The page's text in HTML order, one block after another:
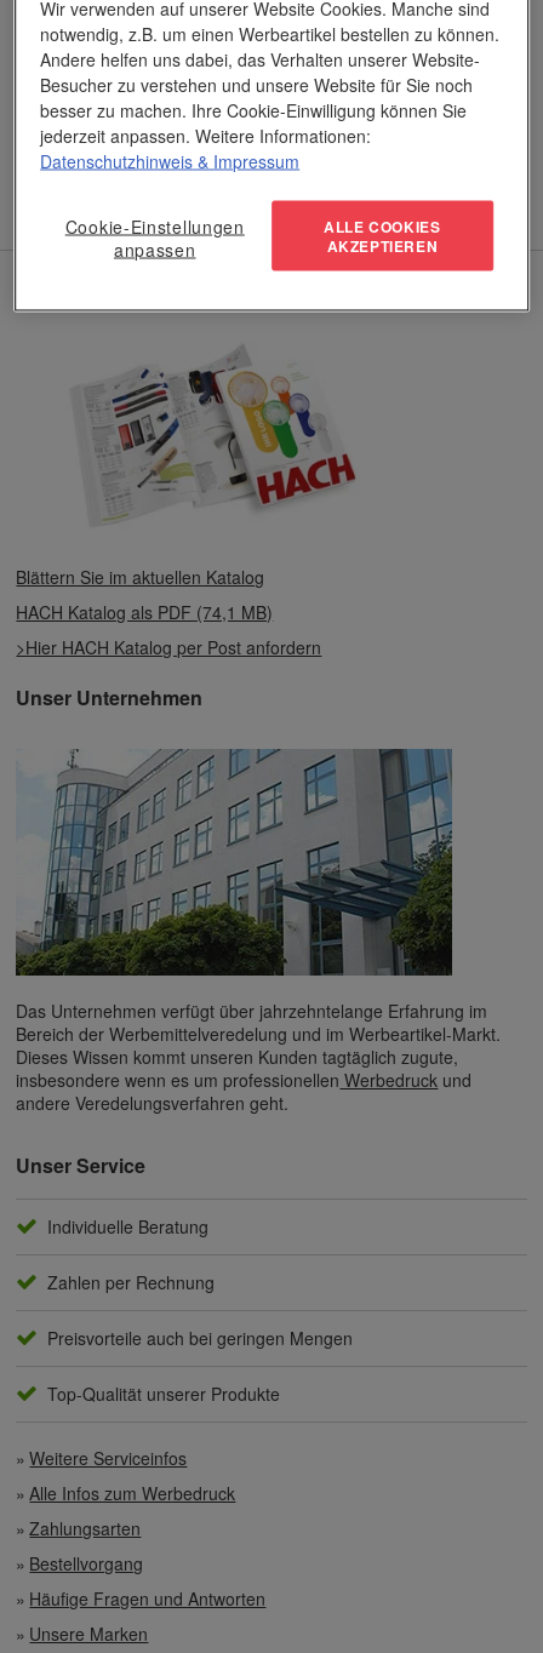
Verwandte Posts
Weihnachtsbräuche: Geschenkideen und kleine
Gaben zur Weihnachtszeit!
Blättern Sie im aktuellen Katalog
HACH Katalog als PDF (74,1 MB)
>Hier HACH Katalog per Post anfordern
Unser Unternehmen
Das Unternehmen verfügt über jahrzehntelange Erfahrung im
Bereich der Werbemittelveredelung und im Werbeartikel-Markt.
Dieses Wissen kommt unseren Kunden tagtäglich zugute,
insbesondere wenn es um professionellen Werbedruck und
andere Veredelungsverfahren geht.
Unser Service
Individuelle Beratung
Zahlen per Rechnung
Preisvorteile auch bei geringen Mengen
Top-Qualität unserer Produkte
Weitere Serviceinfos
Alle Infos zum Werbedruck
Zahlungsarten
Bestellvorgang
Häufige Fragen und Antworten
Unsere Marken
Wir verwenden auf unserer Website Cookies. Manche sind
notwendig, z.B. um einen Werbeartikel bestellen zu können.
Andere helfen uns dabei, das Verhalten unserer Website-
Besucher zu verstehen und unsere Website für Sie noch
besser zu machen. Ihre Cookie-Einwilligung können Sie
jederzeit anpassen. Weitere Informationen:
Datenschutzhinweis & Impressum
Cookie-Einstellungen
anpassen
ALLE COOKIES
AKZEPTIEREN